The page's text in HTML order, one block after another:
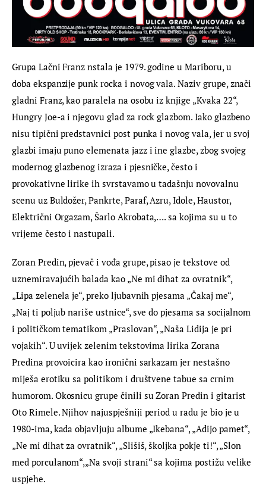
Grupa Lačni Franz nstala je 1979. godine u Mariboru, u
doba ekspanzije punk rocka i novog vala. Naziv grupe, znači
gladni Franz, kao paralela na osobu iz knjige „Kvaka 22“,
Hungry Joe-a i njegovu glad za rock glazbom. Iako glazbeno
nisu tipični predstavnici post punka i novog vala, jer u svoj
glazbi imaju puno elemenata jazz i ine glazbe, zbog svojeg
modernog glazbenog izraza i pjesničke, često i
provokativne lirike ih svrstavamo u tadašnju novovalnu
scenu uz Buldožer, Pankrte, Paraf, Azru, Idole, Haustor,
Električni Orgazam, Šarlo Akrobata,…. sa kojima su u to
vrijeme često i nastupali.
Zoran Predin, pjevač i vođa grupe, pisao je tekstove od
uznemiravajućih balada kao „Ne mi dihat za ovratnik“,
„Lipa zelenela je“, preko ljubavnih pjesama „Čakaj me“,
„Naj ti poljub nariše ustnice“, sve do pjesama sa socijalnom
i političkom tematikom „Praslovan“, „Naša Lidija je pri
vojakih“. U uvijek zelenim tekstovima lirika Zorana
Predina provoicira kao ironični sarkazam jer nestašno
miješa erotiku sa politikom i društvene tabue sa crnim
humorom. Okosnicu grupe činili su Zoran Predin i gitarist
Oto Rimele. Njihov najuspješniji period u radu je bio je u
1980-ima, kada objavljuju albume „Ikebana“, „Adijo pamet“,
„Ne mi dihat za ovratnik“, „Slišiš, školjka pokje ti!“, „Slon
med porculanom“,„Na svoji strani“ sa kojima postižu velike
uspjehe.